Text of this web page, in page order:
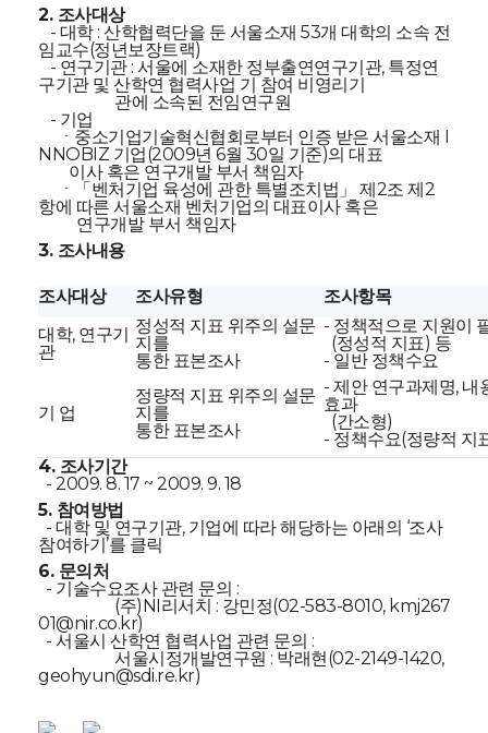
2. 조사대상
- 대학 : 산학협력단을 둔 서울소재 53개 대학의 소속 전
임교수(정년보장트랙)
- 연구기관 : 서울에 소재한 정부출연연구기관, 특정연
구기관 및 산학연 협력사업 기 참여 비영리기
관에 소속된 전임연구원
- 기업
ㆍ중소기업기술혁신협회로부터 인증 받은 서울소재 I
NNOBIZ 기업(2009년 6월 30일 기준)의 대표
이사 혹은 연구개발 부서 책임자
ㆍ「벤처기업 육성에 관한 특별조치법」 제2조 제2
항에 따른 서울소재 벤처기업의 대표이사 혹은
연구개발 부서 책임자
3. 조사내용
조사대상 조사유형
조사항목
대학, 연구기
관
정성적 지표 위주의 설문
지를
통한 표본조사
- 정책적으로 지원이
(정성적 지표) 등
- 일반 정책수요
기 업
정량적 지표 위주의 설문
지를
통한 표본조사
- 제안 연구과제명, 내
효과
(간소형)
- 정책수요(정량적 지
4. 조사기간
- 2009. 8. 17 ~ 2009. 9. 18
5. 참여방법
- 대학 및 연구기관, 기업에 따라 해당하는 아래의 ‘조사
참여하기’를 클릭
6. 문의처
- 기술수요조사 관련 문의 :
(주)NI리서치 : 강민정(02-583-8010, kmj267
01@nir.co.kr)
- 서울시 산학연 협력사업 관련 문의 :
서울시정개발연구원 : 박래현(02-2149-1420,
geohyun@sdi.re.kr)